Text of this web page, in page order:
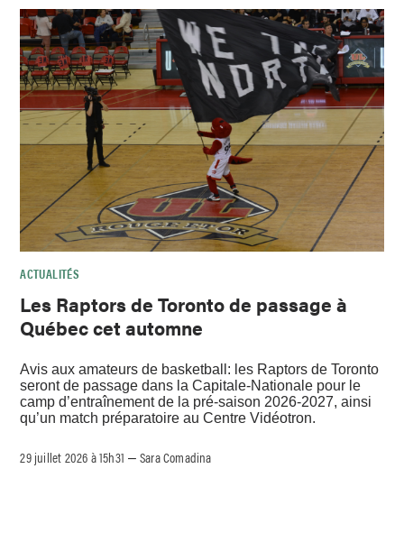
ACTUALITÉS
Les Raptors de Toronto de passage à
Québec cet automne
Avis aux amateurs de basketball: les Raptors de Toronto
seront de passage dans la Capitale-Nationale pour le
camp d’entraînement de la pré-saison 2026-2027, ainsi
qu’un match préparatoire au Centre Vidéotron.
29 juillet 2026 à 15h31 –Sara Comadina